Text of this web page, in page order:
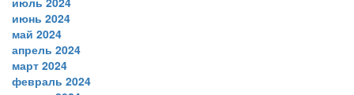
июнь 2024
май 2024
апрель 2024
март 2024
февраль 2024